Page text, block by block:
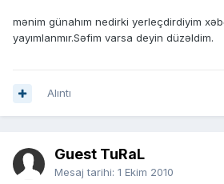
mənim günahım nedirki yerleçdirdiyim
yayımlanmır.Səfim varsa deyin düzəldim.
Alıntı
Guest TuRaL
Mesaj tarihi: 1 Ekim 2010